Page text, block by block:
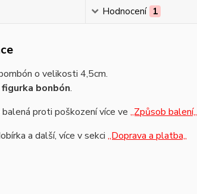
Hodnocení 1
o velikosti 4,5cm.
figurka bonbón.
proti poškození více ve ,,Způsob balení,,
a další, více v sekci ,,Doprava a platba,,